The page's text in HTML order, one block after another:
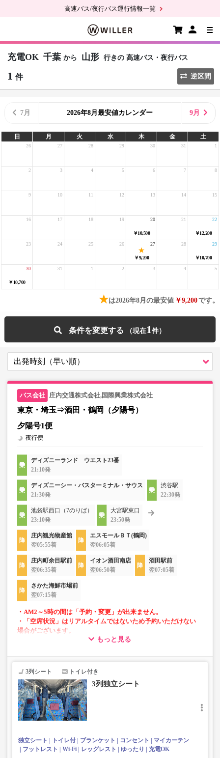
高速バス/夜行バス運行情報一覧
充電OK 千葉 から 山形 行きの 高速バス・夜行バス
1 件 逆区間
7月 2026年8月最安値カレンダー 9月
日 月 火 水 木 金 土
26 27 28 29 30 31 1
2 3 4 5 6 7 8
9 10 11 12 13 14 15
16 17 18 19
￥10,500
20 21
￥12,200
22
23 24 25 26
￥9,200
27 28
￥10,700
29
￥10,700
30 31 1 2 3 4 5
★は2026年8月の最安値 ￥9,200です。
条件を変更する 1
庄内交通株式会社,国際興業株式会社
東京・埼玉⇒酒田・鶴岡（夕陽号）
夕陽号1便
夜行便
ディズニーランド ウエスト23番
21:10発
ディズニーシー・バスターミナル・サウス
21:30発
渋谷駅
22:30発
池袋駅西口（7のりば）
23:10発
大宮駅東口
23:50発
庄内観光物産館
翌05:55着
エスモールＢＴ(鶴岡)
翌06:05着
庄内町余目駅前
翌06:35着
イオン酒田南店
翌06:50着
酒田駅前
翌07:05着
さかた海鮮市場前
翌07:15着
・AM2～5時の間は「予約・変更」が出来ません。
・「空席状況」はリアルタイムではないため予約いただけない
場合がございます。
・Wifi設備あり
・快適な3列シート設備
・乗務員2名にて運行
・充電設備（USBまたはコンセント）あり
※「3列独立シート/最後尾4列」のシートには全席充電の
設備がございません。
もっと見る
3列シート トイレ付き
3列独立シート
独立シート トイレ付 ブランケット コンセント
マイカーテン
フットレスト
Wi-Fi レッグレスト ゆったり 充電OK